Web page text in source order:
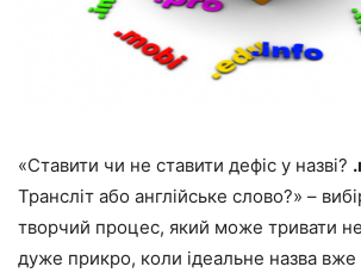
«Ставити чи не ставити дефіс у назві?
Трансліт або англійське слово?» –
творчий процес, який може тривати
дуже прикро, коли ідеальне назва вже